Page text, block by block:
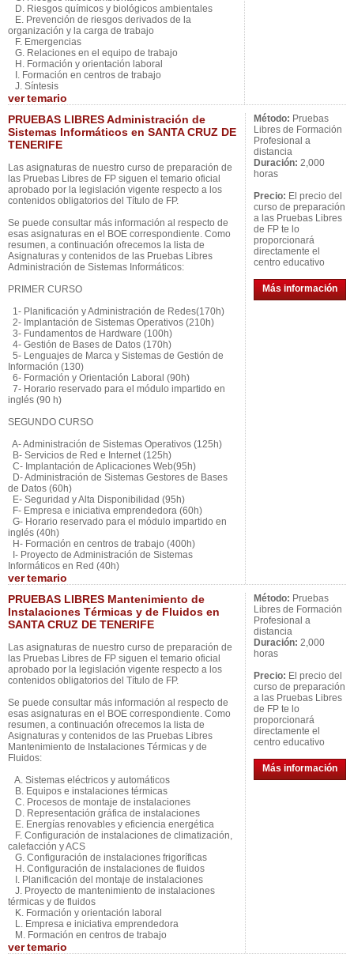
D. Riesgos químicos y biológicos ambientales
E. Prevención de riesgos derivados de la
organización y la carga de trabajo
F. Emergencias
G. Relaciones en el equipo de trabajo
H. Formación y orientación laboral
I. Formación en centros de trabajo
J. Síntesis
vertemario
PRUEBAS LIBRES Administración de
Sistemas Informáticos en SANTA CRUZ DE
TENERIFE
Las asignaturas de nuestro curso de preparación de
las Pruebas Libres de FP siguen el temario oficial
aprobado por la legislación vigente respecto a los
contenidos obligatorios del Título de FP.
Se puede consultar más información al respecto de
esas asignaturas en el BOE correspondiente. Como
resumen, a continuación ofrecemos la lista de
Asignaturas y contenidos de las Pruebas Libres
Administración de Sistemas Informáticos:
PRIMER CURSO
1- Planificación y Administración de Redes(170h)
2- Implantación de Sistemas Operativos (210h)
3- Fundamentos de Hardware (100h)
4- Gestión de Bases de Datos (170h)
5- Lenguajes de Marca y Sistemas de Gestión de
Información (130)
6- Formación y Orientación Laboral (90h)
7- Horario reservado para el módulo impartido en
inglés (90 h)
SEGUNDO CURSO
A- Administración de Sistemas Operativos (125h)
B- Servicios de Red e Internet (125h)
C- Implantación de Aplicaciones Web(95h)
D- Administración de Sistemas Gestores de Bases
de Datos (60h)
E- Seguridad y Alta Disponibilidad (95h)
F- Empresa e iniciativa emprendedora (60h)
G- Horario reservado para el módulo impartido en
inglés (40h)
H- Formación en centros de trabajo (400h)
I- Proyecto de Administración de Sistemas
Informáticos en Red (40h)
vertemario
Método: Pruebas
Libres de Formación
Profesional a
distancia
Duración: 2,000
horas
Precio: El precio del
curso de preparación
a las Pruebas Libres
de FP te lo
proporcionará
directamente el
centro educativo
Más información
PRUEBAS LIBRES Mantenimiento de
Instalaciones Térmicas y de Fluidos en
SANTA CRUZ DE TENERIFE
Las asignaturas de nuestro curso de preparación de
las Pruebas Libres de FP siguen el temario oficial
aprobado por la legislación vigente respecto a los
contenidos obligatorios del Título de FP.
Se puede consultar más información al respecto de
esas asignaturas en el BOE correspondiente. Como
resumen, a continuación ofrecemos la lista de
Asignaturas y contenidos de las Pruebas Libres
Mantenimiento de Instalaciones Térmicas y de
Fluidos:
A. Sistemas eléctricos y automáticos
B. Equipos e instalaciones térmicas
C. Procesos de montaje de instalaciones
D. Representación gráfica de instalaciones
E. Energías renovables y eficiencia energética
F. Configuración de instalaciones de climatización,
calefacción y ACS
G. Configuración de instalaciones frigoríficas
H. Configuración de instalaciones de fluidos
I. Planificación del montaje de instalaciones
J. Proyecto de mantenimiento de instalaciones
térmicas y de fluidos
K. Formación y orientación laboral
L. Empresa e iniciativa emprendedora
M. Formación en centros de trabajo
vertemario
Método: Pruebas
Libres de Formación
Profesional a
distancia
Duración: 2,000
horas
Precio: El precio del
curso de preparación
a las Pruebas Libres
de FP te lo
proporcionará
directamente el
centro educativo
Más información